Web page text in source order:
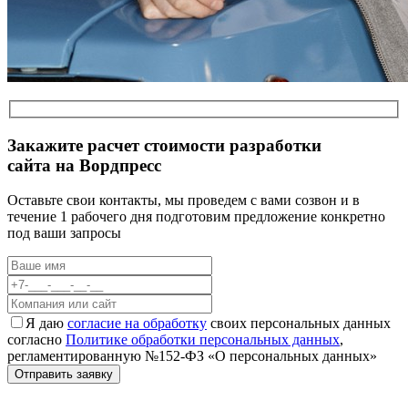
Закажите расчет стоимости разработки
сайта на Вордпресс
Оставьте свои контакты, мы проведем с вами созвон и в
течение 1 рабочего дня подготовим предложение конкретно
под ваши запросы
Я даю согласие на обработку своих персональных данных
согласно Политике обработки персональных данных,
регламентированную №152-ФЗ «О персональных данных»